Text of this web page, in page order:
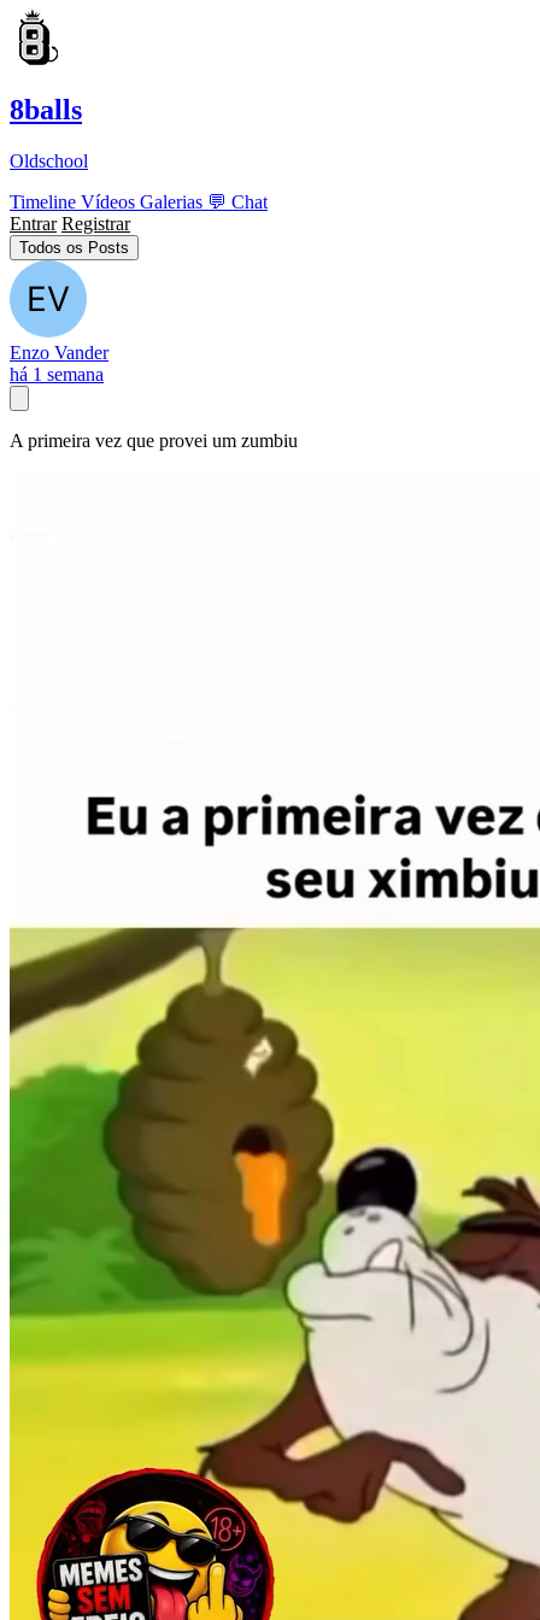
8balls
Oldschool
Timeline Vídeos Galerias 💬 Chat
Entrar Registrar
Todos os Posts
Enzo Vander
há 1 semana
A primeira vez que provei um zumbiu